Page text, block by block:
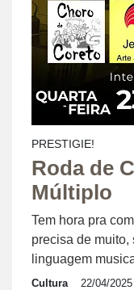
PRESTIGIE!
Roda de
Múltiplo
Tem hora pra
precisa de muito,
linguagem
Cultura 22/04/